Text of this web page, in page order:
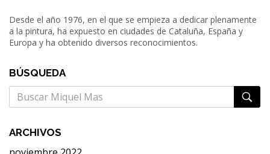
Desde el año 1976, en el que se empieza a dedicar plenamente
a la pintura, ha expuesto en ciudades de Cataluña, España y
Europa y ha obtenido diversos reconocimientos.
BÚSQUEDA
Busqueda
para:
ARCHIVOS